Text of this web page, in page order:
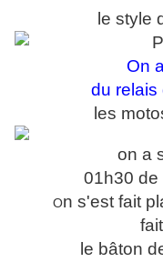
le style
On
du relais
les
on a
01h30 de
On s'est fait
le bâton